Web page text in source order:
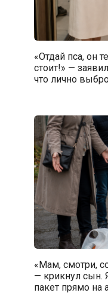
«Отдай пса, он
стоит!» —
что лично
«Мам, смотри,
— крикнул сын.
пакет прямо на